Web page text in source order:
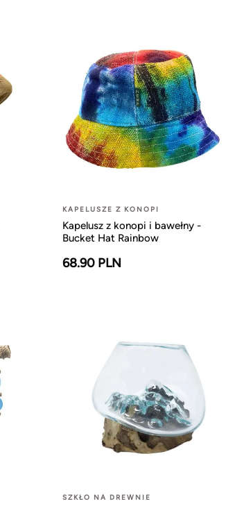
KAPELUSZE Z KONOPI
Kapelusz z konopi i bawełny -
Bucket Hat Rainbow
68.90 PLN
SZKŁO NA DREWNIE